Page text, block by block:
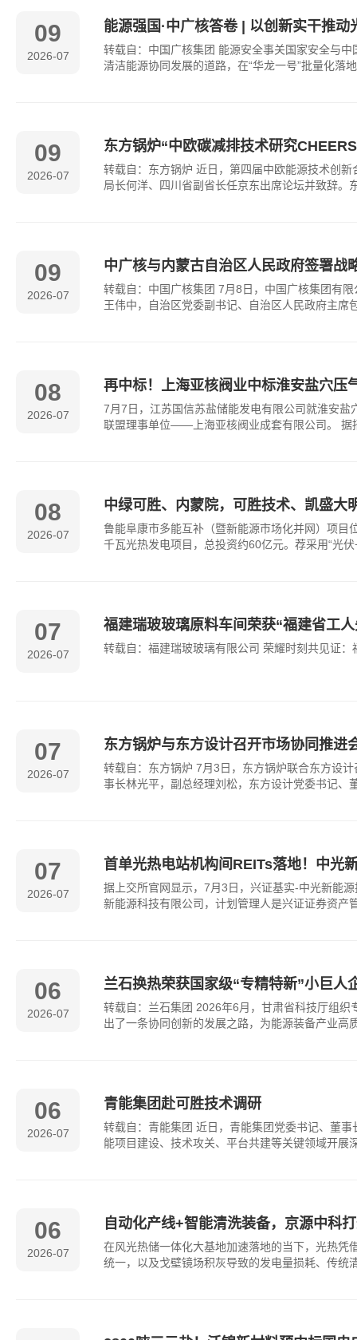
09
2026-07
能源强国·中广核答卷 | 以创新实干推动
转载自：中国广核集团 能源安全事关国家安全与
清洁能源协同发展的道路，在“华龙一号”批量化落
09
2026-07
东方锅炉“中欧碳减排技术研究
转载自：东方锅炉 近日，第四届中欧能源技术创
局长何洋、四川省副省长任京东出席论坛并致辞。
09
2026-07
中广核与内蒙古自治区人民政府签署战
转载自：中国广核集团 7月8日，中国广核集团有
王伟中，自治区党委副书记、自治区人民政府主席
08
2026-07
再中标！上海亚核阀业中标淮安盐穴压
7月7日，江苏国信苏盐储能发电有限公司就淮安
联盟理事单位——上海亚核阀业成套有限公司。 据
08
2026-07
中绿可胜、内蒙院，可胜技术、凯盛大
鲁能阜康市多能互补（暨新能源市场化并网）项
千瓦光热发电项目，总投资约60亿元。荐采用“光
07
2026-07
福建瑞玻玻璃原料车间荣获“福建省工
转载自：福建瑞玻玻璃有限公司 荣耀时刻共见证
07
2026-07
东方锅炉与东方设计召开市场协同推进
转载自：东方锅炉 7月3日，东方锅炉联合东方设
事长林光平，副总经理刘松，东方设计党委书记、
07
2026-07
首单光热电站机构间REITs落地！中光
据上交所官网显示，7月3日，兴证基实-中光新能
新能源科技有限公司，计划管理人是兴证证券资产
06
2026-07
兰石换热荣获国家级“专精特新”小巨人
转载自：兰石集团 2026年6月，甘肃省科技厅组织
出了一条协同创新的发展之路，为能源装备产业高
06
2026-07
青能集团赴可胜技术调研
转载自：青能集团 近日，青能集团党委书记、董
能项目建设、技术攻关、平台共建等关键领域开展
06
2026-07
自动化产线+智能清洗装备，京源中科
在风光热储一体化大基地加速落地的当下，光热凭
统一，以及戈壁镜场积灰导致的发电量损耗、传统